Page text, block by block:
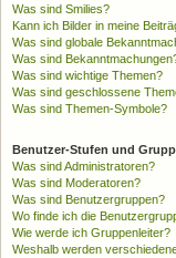
Was sind Smilies?
Kann ich Bilder in meine
Was sind globale
Was sind
Was sind wichtige Themen?
Was sind geschlossene
Was sind Themen-Symbole?
Benutzer-Stufen und
Was sind Administratoren?
Was sind Moderatoren?
Was sind Benutzergruppen?
Wo finde ich die
Wie werde ich Gruppenleiter?
Weshalb werden